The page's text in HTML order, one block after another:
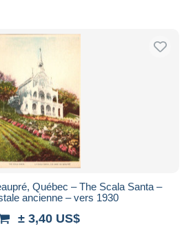
Québec – The Scala Santa –
ancienne – vers 1930
± 3,40 US$